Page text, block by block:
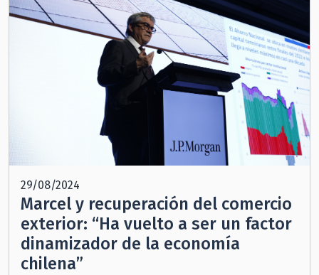
29/08/2024
Marcel y recuperación del comercio
exterior: “Ha vuelto a ser un factor
dinamizador de la economía
chilena”